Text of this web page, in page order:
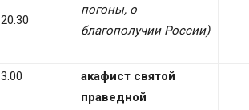
20.30
погоны, о
благополучии России)
3.00
акафист святой
праведной